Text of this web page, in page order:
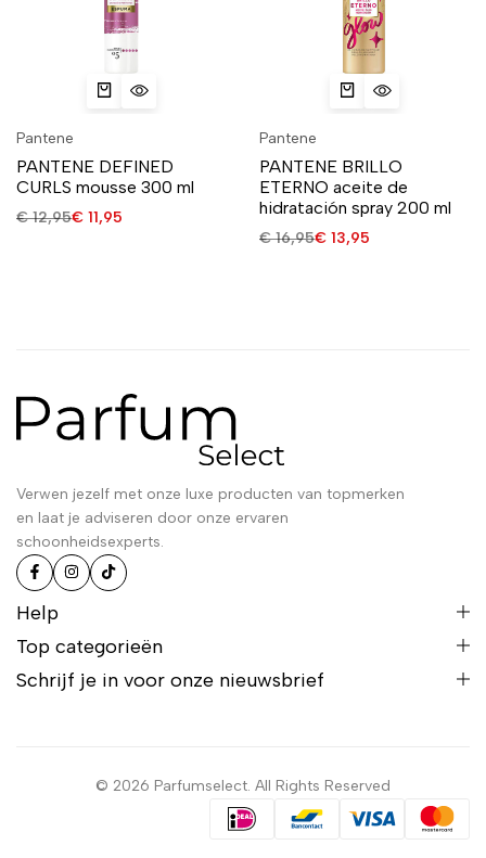
Pantene
PANTENE DEFINED
CURLS mousse 300 ml
€12,95€ 11,95
Pantene
PANTENE BRILLO
ETERNO aceite de
hidratación spray 200 ml
€16,95€ 13,95
Verwen jezelf met onze luxe producten van topmerken
en laat je adviseren door onze ervaren
schoonheidsexperts.
Help
Top categorieën
Schrijf je in voor onze nieuwsbrief
© 2026 Parfumselect. All Rights Reserved